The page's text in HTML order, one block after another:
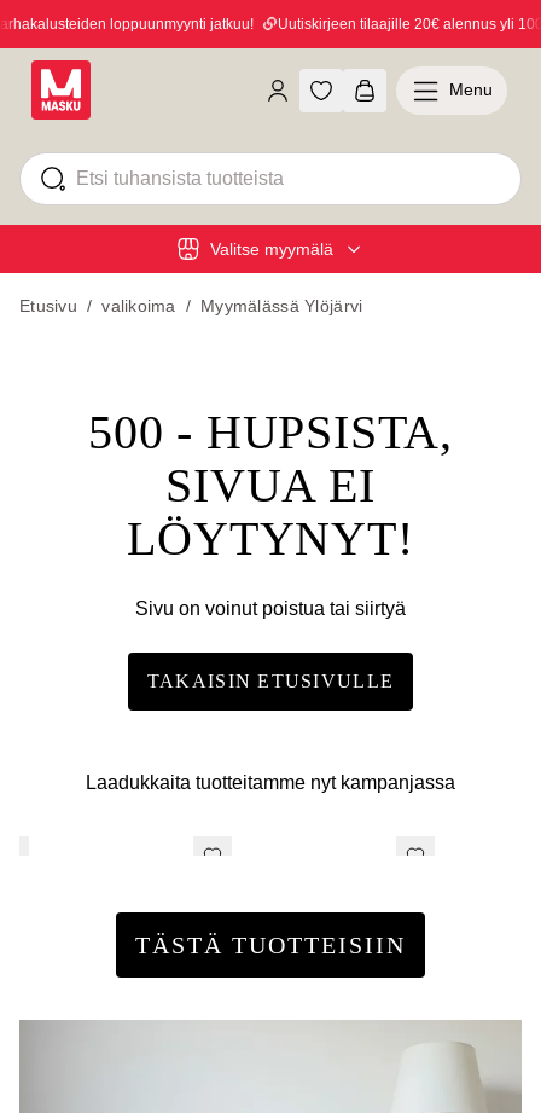
loppuunmyynti jatkuu! Uutiskirjeen tilaajille 20€ alennus yli
Valitse myymälä
Menu
Etusivu / valikoima / Myymälässä Ylöjärvi
500 - HUPSISTA,
SIVUA EI
LÖYTYNYT!
Sivu on voinut poistua tai siirtyä
TAKAISIN ETUSIVULLE
Laadukkaita tuotteitamme nyt kampanjassa
TÄSTÄ TUOTTEISIIN